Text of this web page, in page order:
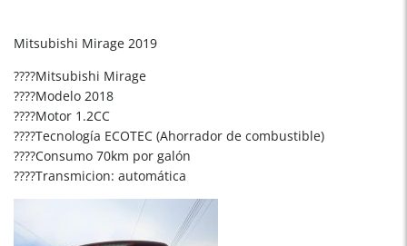
Mitsubishi Mirage 2019
????Mitsubishi Mirage
????Modelo 2018
????Motor 1.2CC
????Tecnología ECOTEC (Ahorrador de combustible)
????Consumo 70km por galón
????Transmicion: automática